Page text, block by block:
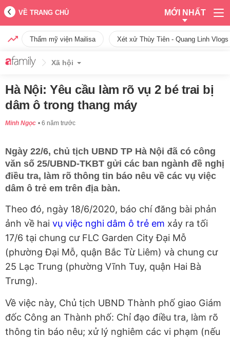
VỀ TRANG CHỦ MỚI NHẤT
Thẩm mỹ viện Mailisa Xét xử Thùy Tiên - Quang Linh
Xã hội
Hà Nội: Yêu cầu làm rõ vụ 2 bé trai bị
dâm ô trong thang máy
Minh Ngọc 6 năm trước
Ngày 22/6, chủ tịch UBND TP Hà Nội đã có công
văn số 25/UBND-TKBT gửi các ban ngành đề nghị
điều tra, làm rõ thông tin báo nêu về các vụ việc
dâm ô trẻ em trên địa bàn.
Theo đó, ngày 18/6/2020, báo chí đăng bài phản
ảnh về hai vụ việc nghi dâm ô trẻ em xảy ra tối
17/6 tại chung cư FLC Garden City Đại Mỗ
(phường Đại Mỗ, quận Bắc Từ Liêm) và chung cư
25 Lạc Trung (phường Vĩnh Tuy, quận Hai Bà
Trưng).
Về việc này, Chủ tịch UBND Thành phố giao Giám
đốc Công an Thành phố: Chỉ đạo điều tra, làm rõ
thông tin báo nêu; xử lý nghiêm các vi phạm (nếu